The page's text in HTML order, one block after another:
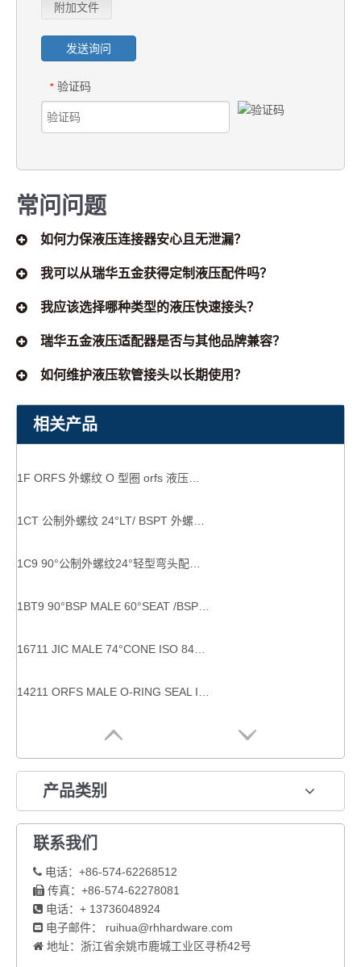
附加文件
发送询问
* 验证码
常问问题
如何力保液压连接器安心且无泄漏？
我可以从瑞华五金获得定制液压配件吗？
我应该选择哪种类型的液压快速接头？
瑞华五金液压适配器是否与其他品牌兼容？
如何维护液压软管接头以长期使用？
相关产品
产品类别
联系我们
 电话：+86-574-62268512
 传真：+86-574-62278081
 电话：+ 13736048924
 电子邮件： ruihua@rhhardware.com
 地址：浙江省余姚市鹿城工业区寻桥42号